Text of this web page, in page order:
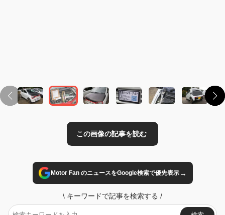
Motor Fan のニュースをGoogle検索で優先表示→
\ キーワードで記事を検索する /